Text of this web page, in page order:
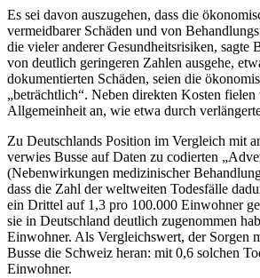
Es sei davon auszugehen, dass die
vermeidbarer Schäden und von
die vieler anderer Gesundheitsrisiken, sagte
von deutlich geringeren Zahlen ausgehe,
dokumentierten Schäden, seien die
„beträchtlich“. Neben direkten Kosten
Allgemeinheit an, wie etwa durch
Zu Deutschlands Position im Vergleich mit
verwies Busse auf Daten zu codierten
(Nebenwirkungen medizinischer
dass die Zahl der weltweiten Todesfälle
ein Drittel auf 1,3 pro 100.000 Einwohner
sie in Deutschland deutlich zugenommen
Einwohner. Als Vergleichswert, der Sorgen
Busse die Schweiz heran: mit 0,6 solchen
Einwohner.